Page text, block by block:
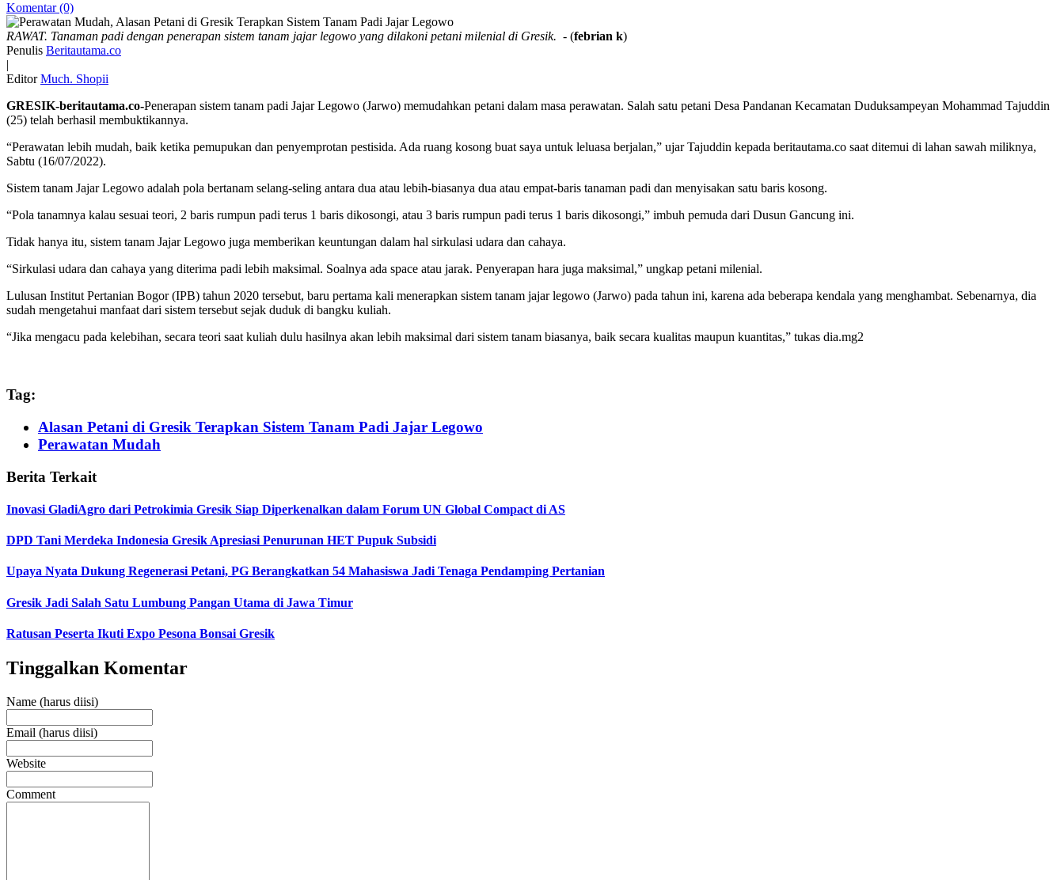
Komentar (0)
RAWAT. Tanaman padi dengan penerapan sistem tanam jajar legowo yang dilakoni petani milenial di Gresik. - (febrian k)
Penulis Beritautama.co
|
Editor Much. Shopii
GRESIK-beritautama.co-Penerapan sistem tanam padi Jajar Legowo (Jarwo) memudahkan petani dalam masa perawatan. Salah satu petani Desa Pandanan Kecamatan Duduksampeyan Mohammad Tajuddin
(25) telah berhasil membuktikannya.
“Perawatan lebih mudah, baik ketika pemupukan dan penyemprotan pestisida. Ada ruang kosong buat saya untuk leluasa berjalan,” ujar Tajuddin kepada beritautama.co saat ditemui di lahan sawah miliknya,
Sabtu (16/07/2022).
Sistem tanam Jajar Legowo adalah pola bertanam selang-seling antara dua atau lebih-biasanya dua atau empat-baris tanaman padi dan menyisakan satu baris kosong.
“Pola tanamnya kalau sesuai teori, 2 baris rumpun padi terus 1 baris dikosongi, atau 3 baris rumpun padi terus 1 baris dikosongi,” imbuh pemuda dari Dusun Gancung ini.
Tidak hanya itu, sistem tanam Jajar Legowo juga memberikan keuntungan dalam hal sirkulasi udara dan cahaya.
“Sirkulasi udara dan cahaya yang diterima padi lebih maksimal. Soalnya ada space atau jarak. Penyerapan hara juga maksimal,” ungkap petani milenial.
Lulusan Institut Pertanian Bogor (IPB) tahun 2020 tersebut, baru pertama kali menerapkan sistem tanam jajar legowo (Jarwo) pada tahun ini, karena ada beberapa kendala yang menghambat. Sebenarnya, dia
sudah mengetahui manfaat dari sistem tersebut sejak duduk di bangku kuliah.
“Jika mengacu pada kelebihan, secara teori saat kuliah dulu hasilnya akan lebih maksimal dari sistem tanam biasanya, baik secara kualitas maupun kuantitas,” tukas dia.mg2
Tag:
Alasan Petani di Gresik Terapkan Sistem Tanam Padi Jajar Legowo
Perawatan Mudah
Berita Terkait
Inovasi GladiAgro dari Petrokimia Gresik Siap Diperkenalkan dalam Forum UN Global Compact di AS
DPD Tani Merdeka Indonesia Gresik Apresiasi Penurunan HET Pupuk Subsidi
Upaya Nyata Dukung Regenerasi Petani, PG Berangkatkan 54 Mahasiswa Jadi Tenaga Pendamping Pertanian
Gresik Jadi Salah Satu Lumbung Pangan Utama di Jawa Timur
Ratusan Peserta Ikuti Expo Pesona Bonsai Gresik
Tinggalkan Komentar
Name (harus diisi)
Email (harus diisi)
Website
Comment